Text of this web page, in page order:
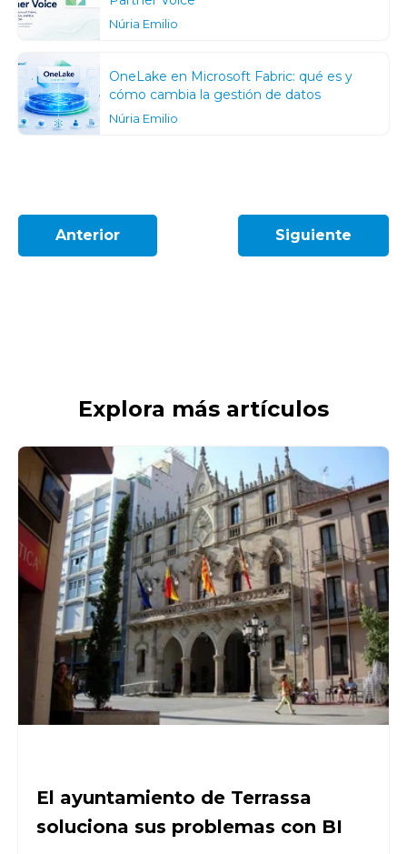
Núria Emilio
OneLake en Microsoft Fabric: qué es y
cómo cambia la gestión de datos
Núria Emilio
Anterior Siguiente
Explora más artículos
El ayuntamiento de Terrassa
soluciona sus problemas con BI